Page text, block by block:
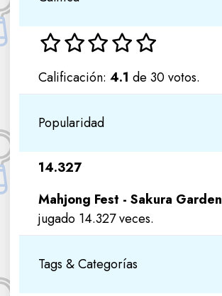
Calificación: 4.1 de 30 votos.
Popularidad
14.327
Mahjong Fest - Sakura Garden
jugado 14.327 veces.
Tags & Categorías